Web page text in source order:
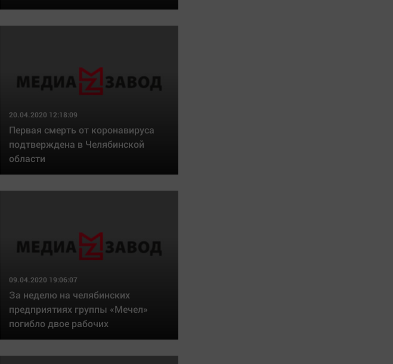
20.04.2020 12:18:09
Первая смерть от коронавируса
подтверждена в Челябинской
области
09.04.2020 19:06:07
За неделю на челябинских
предприятиях группы «Мечел»
погибло двое рабочих